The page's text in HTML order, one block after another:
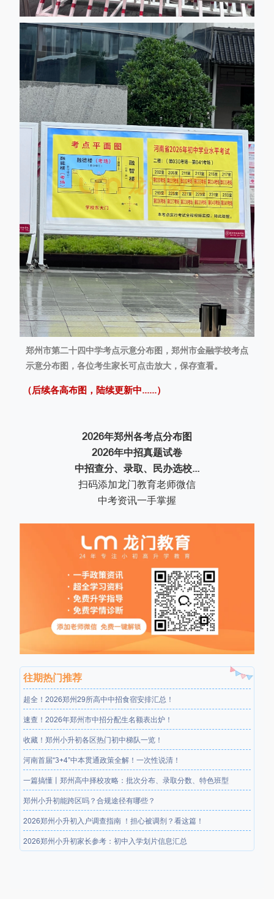
郑州市第二十四中学考点示意分布图，郑州市金融学校考点
示意分布图，各位考生家长可点击放大，保存查看。
（后续各高布图，陆续更新中......）
2026年郑州各考点分布图
2026年中招真题试卷
中招查分、录取、民办选校...
扫码添加龙门教育老师微信
中考资讯一手掌握
往期热门推荐
超全！2026郑州29所高中中招食宿安排汇总！
速查！2026年郑州市中招分配生名额表出炉！
收藏！郑州小升初各区热门初中梯队一览！
河南首届“3+4”中本贯通政策全解！一次性说清！
一篇搞懂丨郑州高中择校攻略：批次分布、录取分数、特色班型
郑州小升初能跨区吗？合规途径有哪些？
2026郑州小升初入户调查指南 ！担心被调剂？看这篇！
2026郑州小升初家长参考：初中入学划片信息汇总